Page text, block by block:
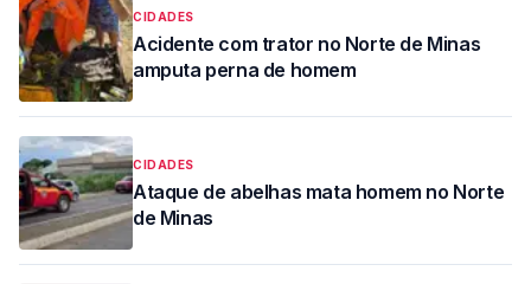
CIDADES
Acidente com trator no Norte de Minas
amputa perna de homem
CIDADES
Ataque de abelhas mata homem no Norte
de Minas